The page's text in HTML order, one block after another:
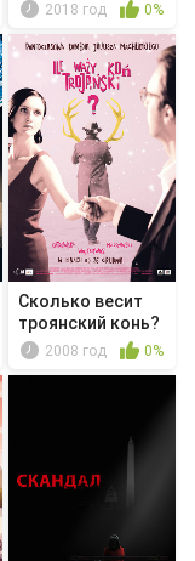
2018 год 0%
Сколько весит
троянский конь?
2008 год 0%